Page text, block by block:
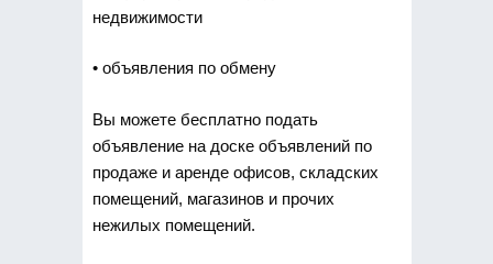
недвижимости
• объявления по обмену
Вы можете бесплатно подать
объявление на доске объявлений по
продаже и аренде офисов, складских
помещений, магазинов и прочих
нежилых помещений.